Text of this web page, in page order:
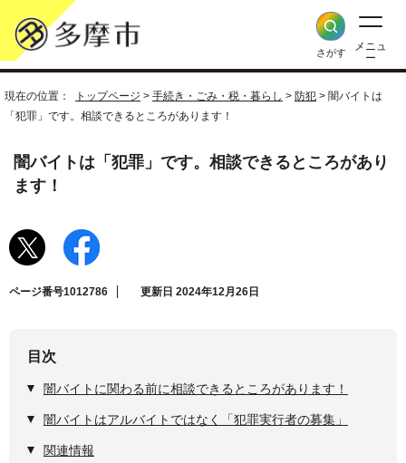
さがす
メニュ
ー
現在の位置： トップページ > 手続き・ごみ・税・暮らし > 防犯 > 闇バイトは
「犯罪」です。相談できるところがあります！
闇バイトは「犯罪」です。相談できるところがあり
ます！
ページ番号1012786 更新日 2024年12月26日
目次
闇バイトに関わる前に相談できるところがあります！
闇バイトはアルバイトではなく「犯罪実行者の募集」
関連情報